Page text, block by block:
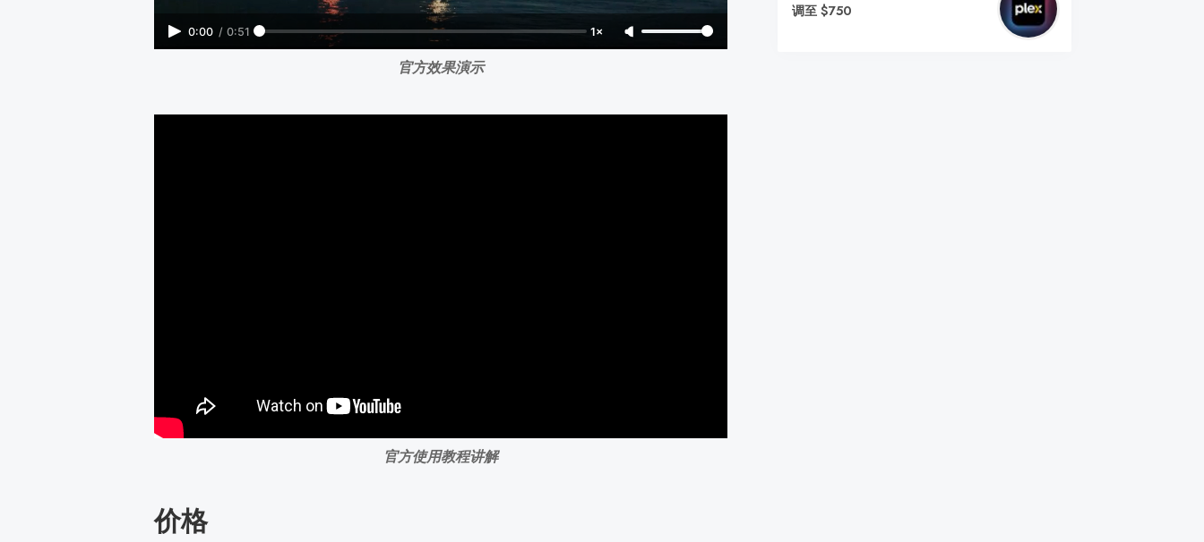
0:00 / 0:51 1×
官方效果演示
官方使用教程讲解
价格
调至 $750